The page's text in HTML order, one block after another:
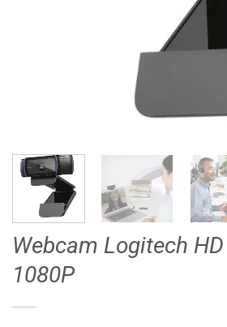
Webcam Logitech
1080P